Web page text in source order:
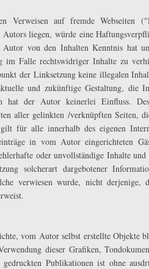
Verweisen auf fremde Webseiten
Autors liegen, würde eine
von den Inhalten Kenntnis hat
im Falle rechtswidriger Inhalte zu
der Linksetzung keine illegalen
und zukünftige Gestaltung, die
hat der Autor keinerlei Einfluss.
aller gelinkten /verknüpften Seiten,
für alle innerhalb des eigenen
in vom Autor eingerichteten
oder unvollständige Inhalte und
solcherart dargebotener
verwiesen wurde, nicht
vom Autor selbst erstellte Objekte
dieser Grafiken,
gedruckten Publikationen ist ohne